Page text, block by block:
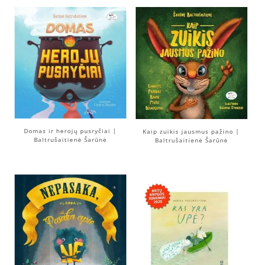
Domas ir herojų pusryčiai |
Baltrušaitienė Šarūnė
Kaip zuikis jausmus pažino |
Baltrušaitienė Šarūnė